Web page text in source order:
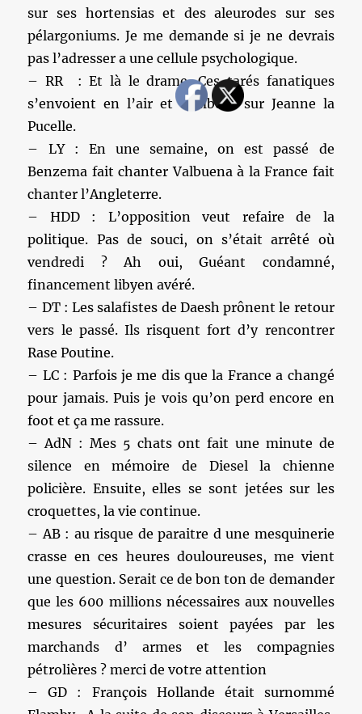
sur ses hortensias et des aleurodes sur ses
pélargoniums. Je me demande si je ne devrais
pas l’adresser a une cellule psychologique.
– RR : Et là le drame. Ces tarés fanatiques
s’envoient en l’air et tombent sur Jeanne la
Pucelle.
– LY : En une semaine, on est passé de
Benzema fait chanter Valbuena à la France fait
chanter l’Angleterre.
– HDD : L’opposition veut refaire de la
politique. Pas de souci, on s’était arrêté où
vendredi ? Ah oui, Guéant condamné,
financement libyen avéré.
– DT : Les salafistes de Daesh prônent le retour
vers le passé. Ils risquent fort d’y rencontrer
Rase Poutine.
– LC : Parfois je me dis que la France a changé
pour jamais. Puis je vois qu’on perd encore en
foot et ça me rassure.
– AdN : Mes 5 chats ont fait une minute de
silence en mémoire de Diesel la chienne
policière. Ensuite, elles se sont jetées sur les
croquettes, la vie continue.
– AB : au risque de paraitre d une mesquinerie
crasse en ces heures douloureuses, me vient
une question. Serait ce de bon ton de demander
que les 600 millions nécessaires aux nouvelles
mesures sécuritaires soient payées par les
marchands d’ armes et les compagnies
pétrolières ? merci de votre attention
– GD : François Hollande était surnommé